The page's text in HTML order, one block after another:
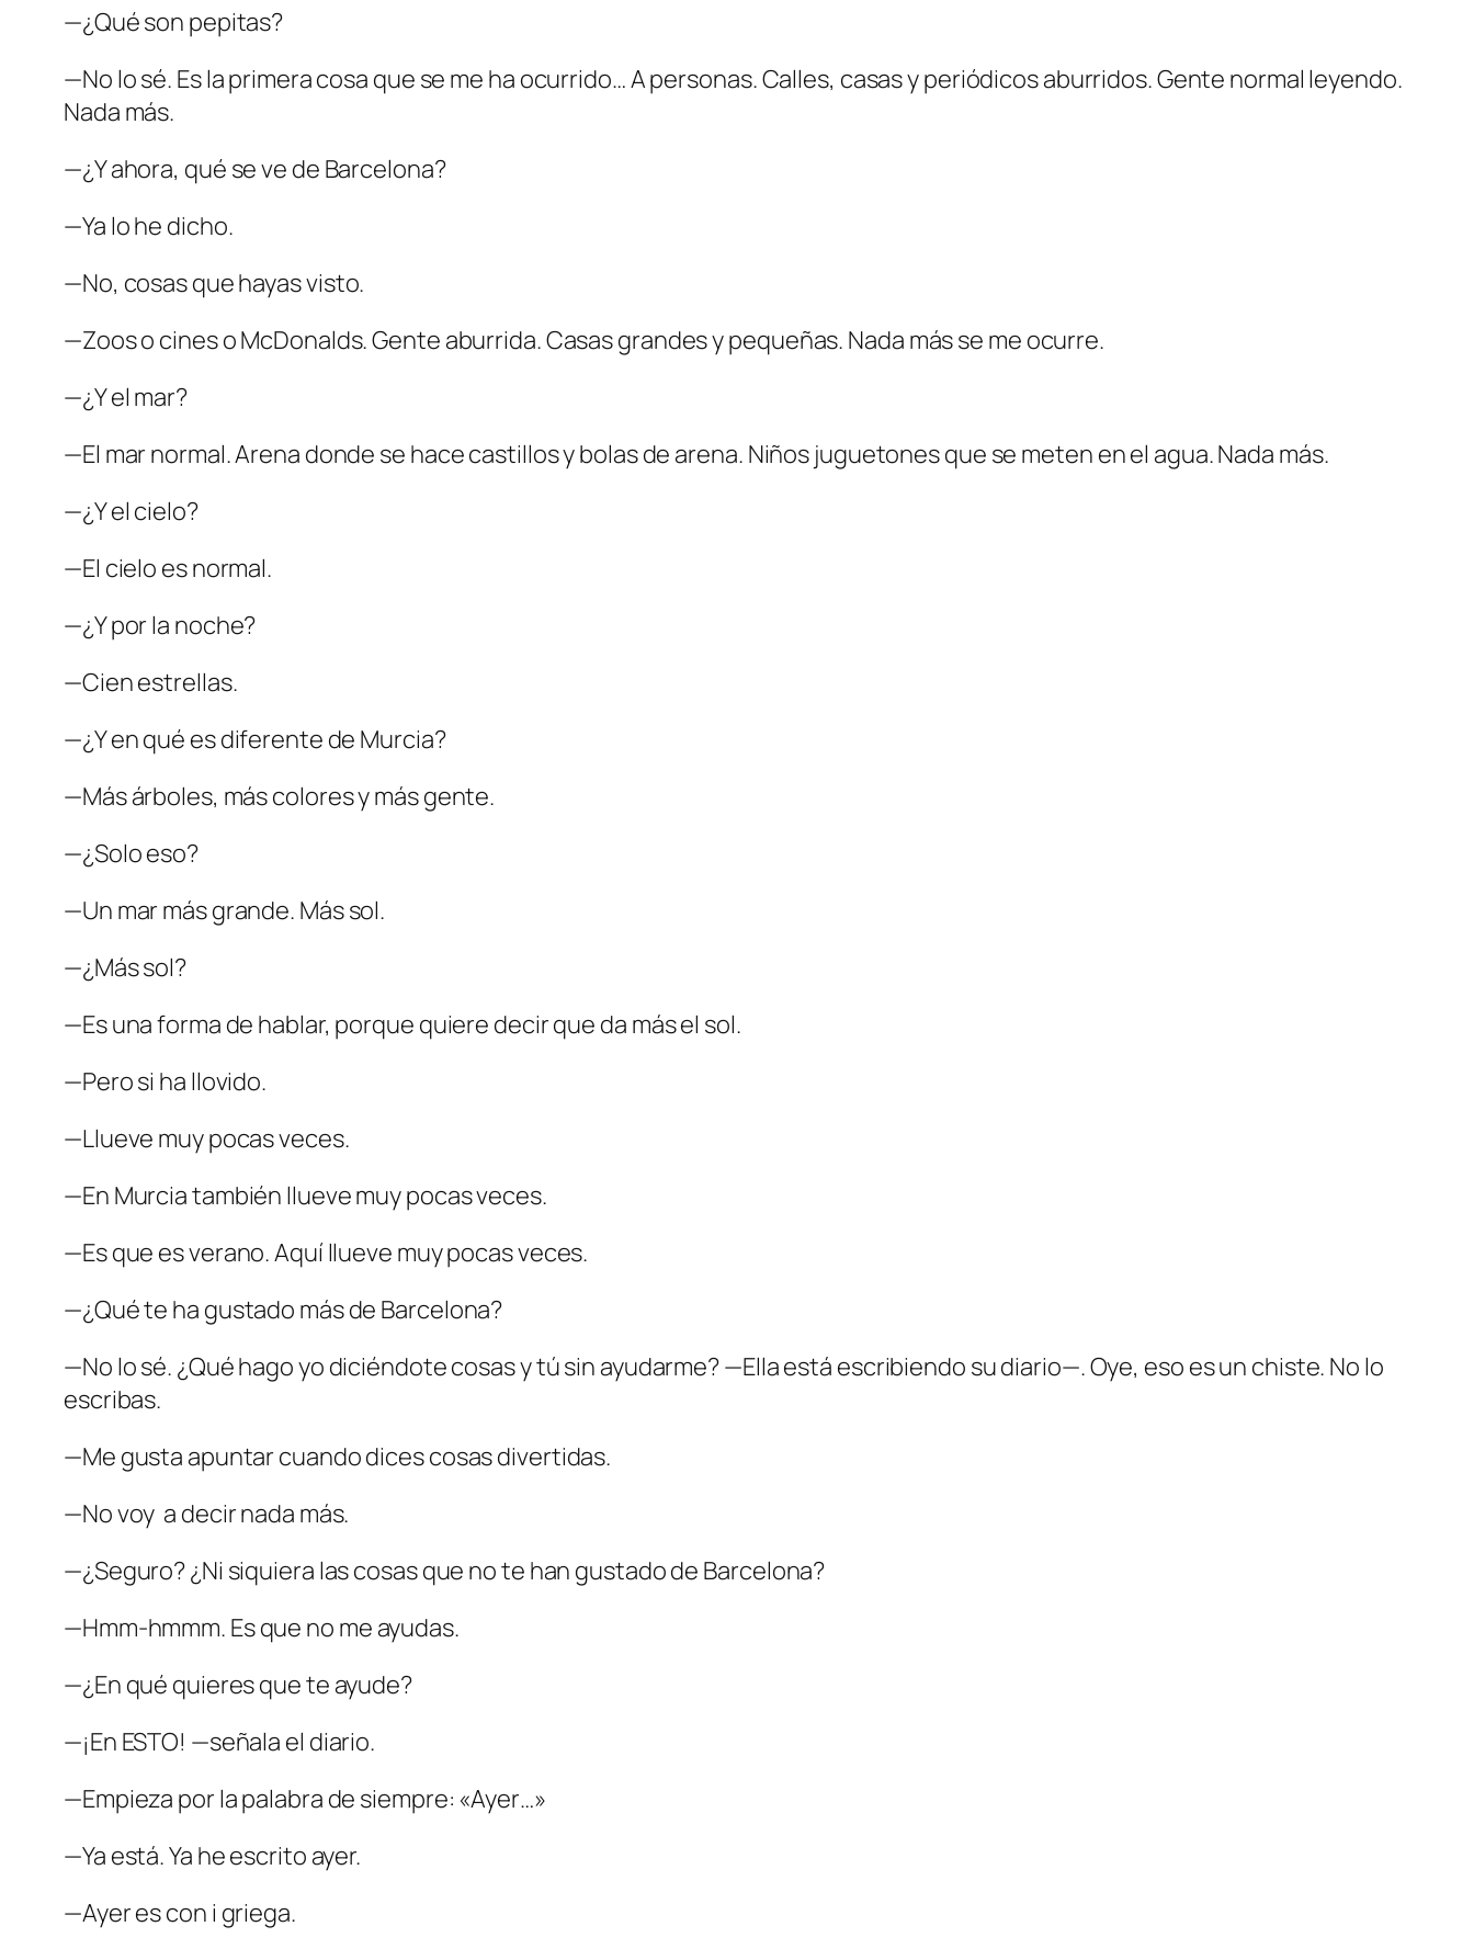
—¿Qué son pepitas?
—No lo sé. Es la primera cosa que se me ha ocurrido… A personas. Calles, casas y periódicos aburridos. Gente normal leyendo.
Nada más.
—¿Y ahora, qué se ve de Barcelona?
—Ya lo he dicho.
—No, cosas que hayasvisto.
—Zoos o cines o McDonalds. Gente aburrida. Casas grandes y pequeñas. Nada más se me ocurre.
—¿Y el mar?
—El mar normal. Arena donde se hace castillos y bolas de arena. Niños juguetones que se meten en el agua. Nada más.
—¿Y el cielo?
—El cielo es normal.
—¿Y por la noche?
—Cien estrellas.
—¿Y en qué es diferente de Murcia?
—Más árboles, más colores y más gente.
—¿Solo eso?
—Un mar más grande. Más sol.
—¿Más sol?
—Es una forma de hablar, porque quiere decir que da más el sol.
—Pero si ha llovido.
—Llueve muy pocas veces.
—En Murcia también llueve muy pocas veces.
—Es que es verano. Aquí llueve muy pocas veces.
—¿Qué te ha gustado más de Barcelona?
—No lo sé. ¿Qué hago yo diciéndote cosas y tú sin ayudarme? —Ella está escribiendo su diario—. Oye, eso es un chiste. No lo
escribas.
—Me gusta apuntar cuando dices cosas divertidas.
—No voy a decir nada más.
—¿Seguro? ¿Ni siquiera las cosas que no te han gustado de Barcelona?
—Hmm-hmmm. Es que no me ayudas.
—¿En qué quieres que te ayude?
—¡En ESTO! —señala el diario.
—Empieza por la palabra de siempre: «Ayer…»
—Ya está. Ya he escrito ayer.
—Ayeres con i griega.